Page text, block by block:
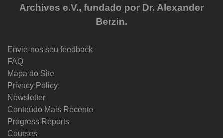
Archives e.V., fundado por Dr. Alexander
Berzin.
Envie-nos seu feedback
FAQ
Mapa do Site
Privacy Policy
Newsletter
Conteúdo Mais Recente
Progress Reports
Courses